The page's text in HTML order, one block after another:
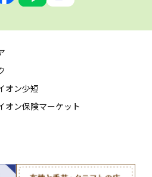
オン少短
オン保険マーケット